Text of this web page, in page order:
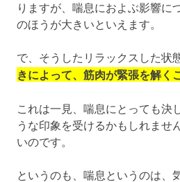
りますが、喘息におよぶ影響に
のほうが大きいといえます。
で、そうしたリラックスした状
きによって、筋肉が緊張を解く
これは一見、喘息にとっても決
うな印象を受けるかもしれませ
いのです。
というのも、喘息というのは、